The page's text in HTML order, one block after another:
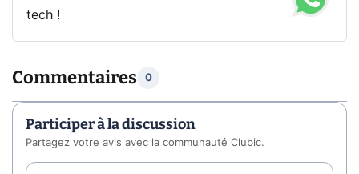
tech !
Commentaires 0
Participer à la discussion
Partagez votre avis avec la communauté Clubic.